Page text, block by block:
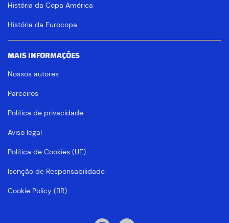
História da Copa América
História da Eurocopa
MAIS INFORMAÇÕES
Nossos autores
Parceiros
Política de privacidade
Aviso legal
Política de Cookies (UE)
Isenção de Responsabilidade
Cookie Policy (BR)